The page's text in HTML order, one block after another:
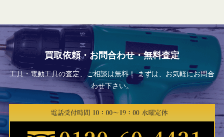
買取依頼・お問合わせ・無料査定
工具・電動工具の査定、ご相談は無料！ まずは、お気軽にお問合
わせ下さい。